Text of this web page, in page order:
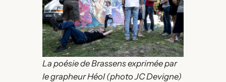
La poésie de Brassens exprimée par
le grapheur Héol (photo JC Devigne)